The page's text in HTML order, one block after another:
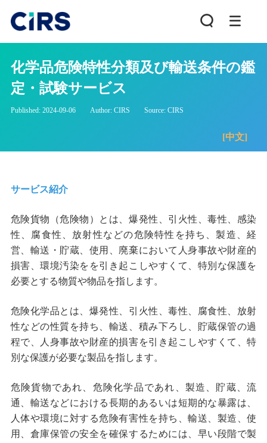
化学品危険特性分類及び輸送条件の鑑
定・試験サービス
Published: 2024-09-06 Author: CIRS Source: CIRS
[中文]
サービス紹介
危険貨物（危険物）とは、爆発性、引火性、毒性、感染
性、腐食性、放射性などの危険特性を持ち、製造、経
営、輸送・貯蔵、使用、廃棄において人身事故や財産的
損害、環境汚染をを引き起こしやすくて、特別な保護を
必要とする物質や物品を指します。
危険化学品とは、爆発性、引火性、毒性、腐食性、放射
性などの性質を持ち、輸送、積み下ろし、貯蔵保管の過
程で、人身事故や財産的損害を引き起こしやすくて、特
別な保護が必要な製品を指します。
危険貨物であれ、危険化学品であれ、製造、貯蔵、流
通、輸送などにおける長期的あるいは短期的な暴露は、
人体や環境に対する危険有害性を持ち、輸送、製造、使
用、倉庫保管の安全を確保するためには、早い段階で製